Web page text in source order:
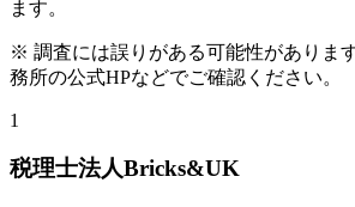
ます。
※ 調査には誤りがある可能性がありま
務所の公式HPなどでご確認ください。
1
税理士法人Bricks&UK